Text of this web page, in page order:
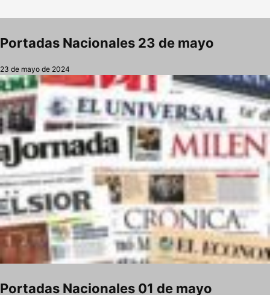
Portadas Nacionales 23 de mayo
23 de mayo de 2024
Portadas Nacionales 01 de mayo